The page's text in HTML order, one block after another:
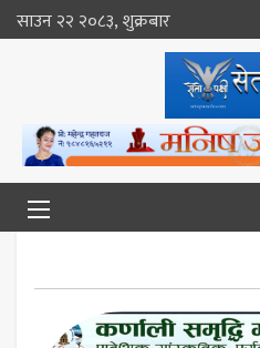
साउन २२ २०८३, शुक्रबार